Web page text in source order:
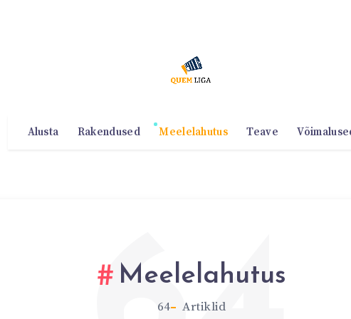
Alusta Rakendused Meelelahutus Teave
Meelelahutus
64 Artiklid